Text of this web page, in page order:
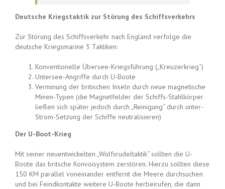
Deutsche Kriegstaktik zur Störung des Schiffsverkehrs
Zur Störung des Schiffsverkehr nach England verfolge die
deutsche Kriegsmarine 3 Taktiken:
Konventionelle Übersee-Kriegsführung („Kreuzerkrieg“)
Untersee-Angriffe durch U-Boote
Verminung der britischen Inseln durch neue magnetische
Minen-Typen (die Magnetfelder der Schiffs-Stahlkörper
ließen sich später jedoch durch „Reinigung“ durch unter-
Strom-Setzung der Schiffe neutralisieren)
Der U-Boot-Krieg
Mit seiner neuentwickelten „Wolfsrudeltaktik“ sollten die U-
Boote das britsche Konvoisystem zerstören. Hierzu sollten diese
150 KM parallel voneinander entfernt die Meere durchsuchen
und bei Feindkontakte weitere U-Boote herbeirufen, die dann